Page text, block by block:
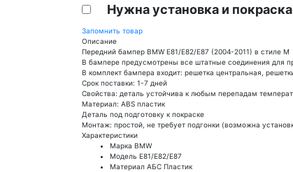
Нужна установка и покраска
Запомнить товар
Описание
Передний бампер BMW E81/E82/E87 (2004-2011) в стиле M
В бампере предусмотрены все штатные соединения для
В комплект бампера входит: решетка центральная,
Срок поставки: 1-7 дней
Свойства: деталь устойчива к любым перепадам
Материал: ABS пластик
Деталь под подготовку к покраске
Монтаж: простой, не требует подгонки (возможна
Характеристики
Марка BMW
Модель E81/E82/E87
Материал АБС Пластик